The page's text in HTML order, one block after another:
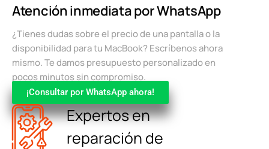
Atención inmediata por WhatsApp
¿Tienes dudas sobre el precio de una pantalla o la
disponibilidad para tu MacBook? Escríbenos ahora
mismo. Te damos presupuesto personalizado en
pocos minutos sin compromiso.
¡Consultar por WhatsApp ahora!
Expertos en
reparación de